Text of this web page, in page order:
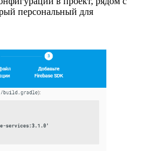
персональный для